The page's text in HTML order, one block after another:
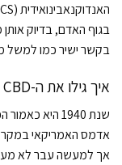
בקשר ישיר כמו למשל
איך גילו את ה-CBD ומתי זה קרה באופן רשמי?
שנת 1940